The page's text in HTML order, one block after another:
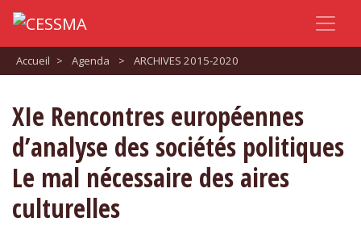
Accueil > Agenda > ARCHIVES 2015-2020
XIe Rencontres européennes
d’analyse des sociétés politiques
Le mal nécessaire des aires
culturelles